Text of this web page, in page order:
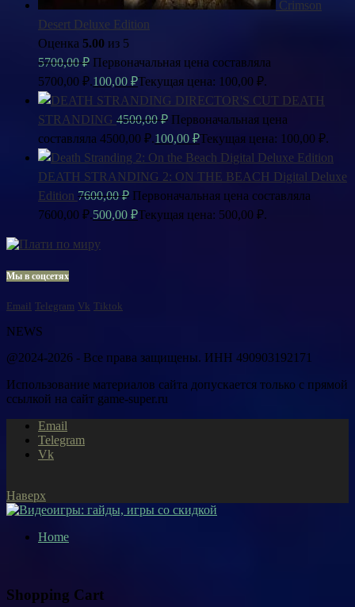
Crimson
Desert Deluxe Edition
Оценка 5.00 из 5
5700,00₽ Первоначальная цена составляла
5700,00 ₽.100,00 ₽Текущая цена: 100,00 ₽.
DEATH
STRANDING 4500,00₽ Первоначальная цена
составляла 4500,00 ₽.100,00 ₽Текущая цена: 100,00 ₽.
DEATH STRANDING 2: ON THE BEACH Digital Deluxe
Edition 7600,00₽ Первоначальная цена составляла
7600,00 ₽.500,00 ₽Текущая цена: 500,00 ₽.
Мы в соцсетях
Email Telegram Vk Tiktok
NEWS
@2024-2026 - Все права защищены. ИНН 490903192171
Использование материалов сайта допускается только с прямой
ссылкой на сайт game-super.ru
Email
Telegram
Vk
Наверх
Home
Shopping Cart